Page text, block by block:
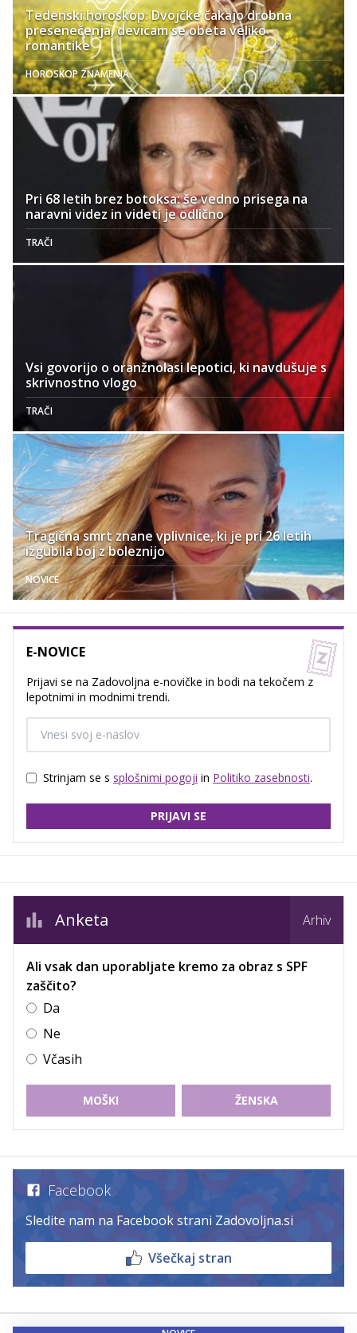
Tedenski horoskop: Dvojčke čakajo drobna
presenečenja, devicam se obeta veliko
romantike
HOROSKOP ZNAMENJA
Pri 68 letih brez botoksa: še vedno prisega na
naravni videz in videti je odlično
TRAČI
Vsi govorijo o oranžnolasi lepotici, ki navdušuje s
skrivnostno vlogo
TRAČI
Tragična smrt znane vplivnice, ki je pri 26 letih
izgubila boj z boleznijo
NOVICE
E-NOVICE
Prijavi se na Zadovoljna e-novičke in bodi na tekočem z
lepotnimi in modnimi trendi.
Strinjam se s splošnimi pogoji in Politiko zasebnosti.
PRIJAVI SE
Anketa Arhiv
Ali vsak dan uporabljate kremo za obraz s SPF
zaščito?
Da
Ne
Včasih
MOŠKI ŽENSKA
Facebook
Sledite nam na Facebook strani Zadovoljna.si
Všečkaj stran